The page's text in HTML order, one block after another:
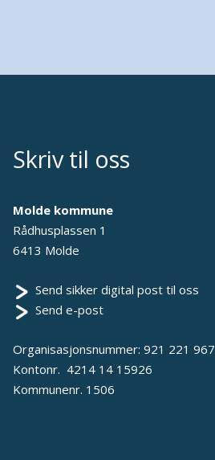
Skriv til oss
Molde kommune
Rådhusplassen 1
6413 Molde
Send sikker digital post til oss
Send e-post
Organisasjonsnummer: 921 221 967
Kontonr. 4214 14 15926
Kommunenr. 1506